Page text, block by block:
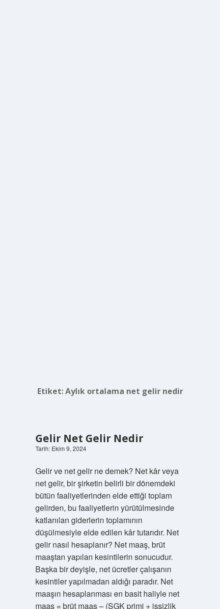
Etiket:Aylık ortalama net gelir nedir
Gelir Net Gelir Nedir
Tarih: Ekim 9, 2024
Gelir ve net gelir ne demek? Net kâr veya
net gelir, bir şirketin belirli bir dönemdeki
bütün faaliyetlerinden elde ettiği toplam
gelirden, bu faaliyetlerin yürütülmesinde
katlanılan giderlerin toplamının
düşülmesiyle elde edilen kâr tutarıdır. Net
gelir nasıl hesaplanır? Net maaş, brüt
maaştan yapılan kesintilerin sonucudur.
Başka bir deyişle, net ücretler çalışanın
kesintiler yapılmadan aldığı paradır. Net
maaşın hesaplanması en basit haliyle net
maaş = brüt maaş – (SGK primi + işsizlik